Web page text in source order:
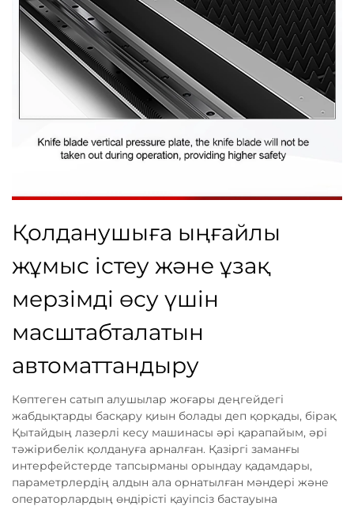
Қолданушыға ыңғайлы
жұмыс істеу және ұзақ
мерзімді өсу үшін
масштабталатын
автоматтандыру
Көптеген сатып алушылар жоғары деңгейдегі
жабдықтарды басқару қиын болады деп қорқады, бірақ
Қытайдың лазерлі кесу машинасы әрі қарапайым, әрі
тәжірибелік қолдануға арналған. Қазіргі заманғы
интерфейстерде тапсырманы орындау қадамдары,
параметрлердің алдын ала орнатылған мәндері және
операторлардың өндірісті қауіпсіз бастауына